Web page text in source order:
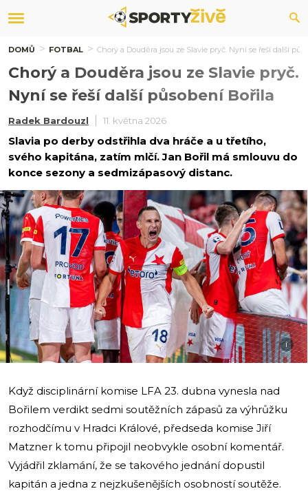
DOMŮ FOTBAL Chorý a Douděra jsou ze Slavie pryč. Nyní se řeší další
Chorý a Douděra jsou ze Slavie pryč.
Nyní se řeší další působení Bořila
Radek Bardouzl 11. května 2026
Slavia po derby odstřihla dva hráče a u třetího,
svého kapitána, zatím mlčí. Jan Bořil má smlouvu do
konce sezony a sedmizápasový distanc.
i
Když disciplinární komise LFA 23. dubna vynesla nad
Bořilem verdikt sedmi soutěžních zápasů za výhrůžku
rozhodčímu v Hradci Králové, předseda komise Jiří
Matzner k tomu připojil neobvykle osobní komentář.
Vyjádřil zklamání, že se takového jednání dopustil
kapitán a jedna z nejzkušenějších osobností soutěže.